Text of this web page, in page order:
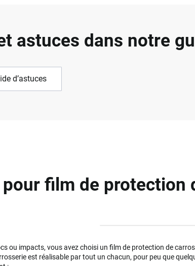
astuces dans notre
d’astuces
film de protection
ou impacts, vous avez choisi un film de protection de
est réalisable par tout un chacun, pour peu que